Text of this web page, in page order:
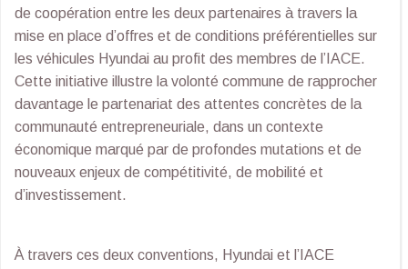
de coopération entre les deux partenaires à travers la
mise en place d’offres et de conditions préférentielles sur
les véhicules Hyundai au profit des membres de l’IACE.
Cette initiative illustre la volonté commune de rapprocher
davantage le partenariat des attentes concrètes de la
communauté entrepreneuriale, dans un contexte
économique marqué par de profondes mutations et de
nouveaux enjeux de compétitivité, de mobilité et
d’investissement.
À travers ces deux conventions, Hyundai et l’IACE